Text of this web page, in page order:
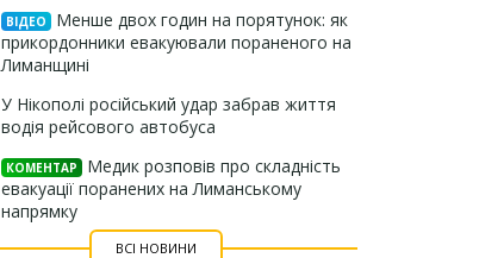
ВІДЕО
Менше двох годин на порятунок: як
прикордонники евакуювали пораненого на
Лиманщині
У Нікополі російський удар забрав життя
водія рейсового автобуса
КОМЕНТАР
Медик розповів про складність
евакуації поранених на Лиманському
напрямку
ВСІ НОВИНИ